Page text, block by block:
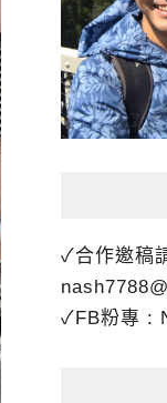
✓合作邀稿
✓FB粉專 :